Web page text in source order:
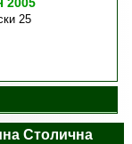
25
Столична